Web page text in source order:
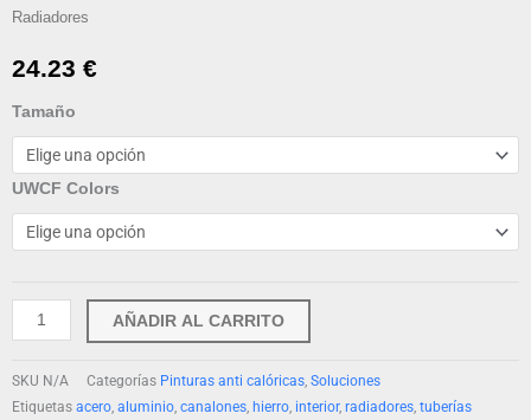
Radiadores
24.23 €
Tamaño
UWCF Colors
Oxirite
Esmalte
para
Radiadores
cantidad
AÑADIR AL CARRITO
SKU N/A Categorías Pinturas anti calóricas, Soluciones
Etiquetas acero, aluminio, canalones, hierro, interior, radiadores, tuberías